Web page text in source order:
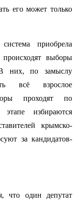
его может только
приобрела
выборы
них, по замыслу
всё взрослое
проходят по
избираются
крымско-
за кандидатов-
что один депутат